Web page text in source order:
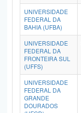
UNIVERSIDADE
FEDERAL DA
BAHIA (UFBA)
UNIVERSIDADE
FEDERAL DA
FRONTEIRA SUL
(UFFS)
UNIVERSIDADE
FEDERAL DA
GRANDE
DOURADOS